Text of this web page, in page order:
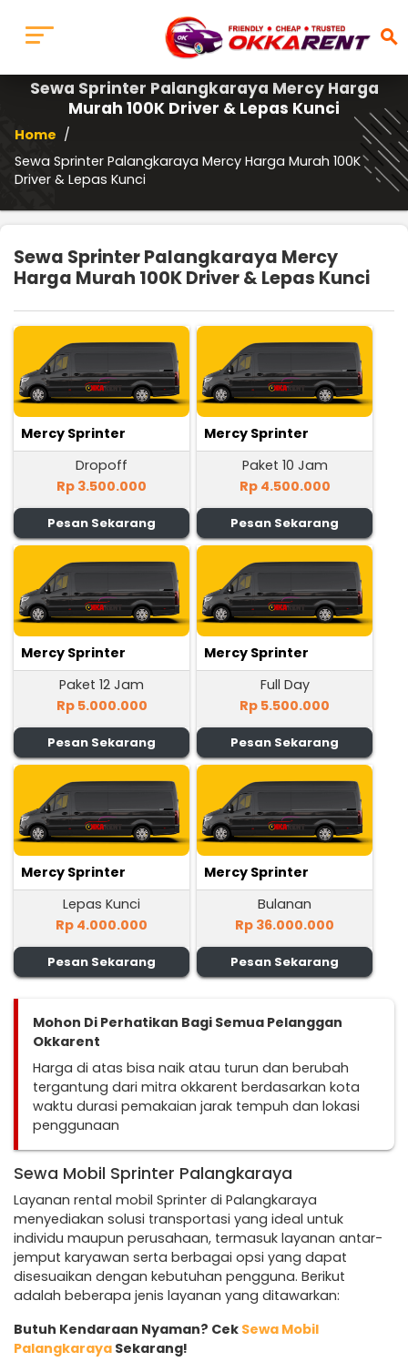
search
Sewa Sprinter Palangkaraya Mercy Harga
Murah 100K Driver & Lepas Kunci
Home /
Sewa Sprinter Palangkaraya Mercy Harga Murah 100K
Driver & Lepas Kunci
Sewa Sprinter Palangkaraya Mercy
Harga Murah 100K Driver & Lepas Kunci
Mercy Sprinter
Dropoff
Rp 3.500.000
Pesan Sekarang
Mercy Sprinter
Paket 10 Jam
Rp 4.500.000
Pesan Sekarang
Mercy Sprinter
Paket 12 Jam
Rp 5.000.000
Pesan Sekarang
Mercy Sprinter
Full Day
Rp 5.500.000
Pesan Sekarang
Mercy Sprinter
Lepas Kunci
Rp 4.000.000
Pesan Sekarang
Mercy Sprinter
Bulanan
Rp 36.000.000
Pesan Sekarang
Mohon Di Perhatikan Bagi Semua Pelanggan
Okkarent
Harga di atas bisa naik atau turun dan berubah
tergantung dari mitra okkarent berdasarkan kota
waktu durasi pemakaian jarak tempuh dan lokasi
penggunaan
Sewa Mobil Sprinter Palangkaraya
Layanan rental mobil Sprinter di Palangkaraya
menyediakan solusi transportasi yang ideal untuk
individu maupun perusahaan, termasuk layanan antar-
jemput karyawan serta berbagai opsi yang dapat
disesuaikan dengan kebutuhan pengguna. Berikut
adalah beberapa jenis layanan yang ditawarkan:
Butuh Kendaraan Nyaman? Cek Sewa Mobil
Palangkaraya Sekarang!